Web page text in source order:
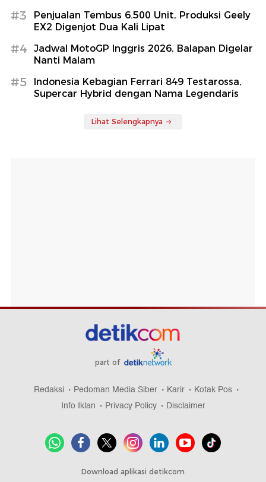
#3
Penjualan Tembus 6.500 Unit, Produksi Geely
EX2 Digenjot Dua Kali Lipat
#4
Jadwal MotoGP Inggris 2026, Balapan Digelar
Nanti Malam
#5
Indonesia Kebagian Ferrari 849 Testarossa,
Supercar Hybrid dengan Nama Legendaris
Lihat Selengkapnya
part of
Redaksi Pedoman Media Siber Karir
Kotak Pos
Info Iklan
Privacy Policy Disclaimer
Download aplikasi detikcom